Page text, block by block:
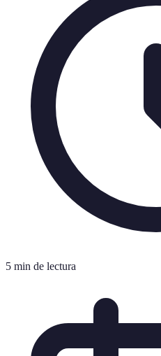
5 min de lectura